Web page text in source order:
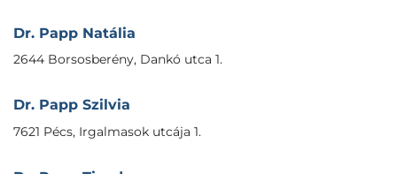
Dr. Papp Natália
2644 Borsosberény, Dankó utca 1.
Dr. Papp Szilvia
7621 Pécs, Irgalmasok utcája 1.